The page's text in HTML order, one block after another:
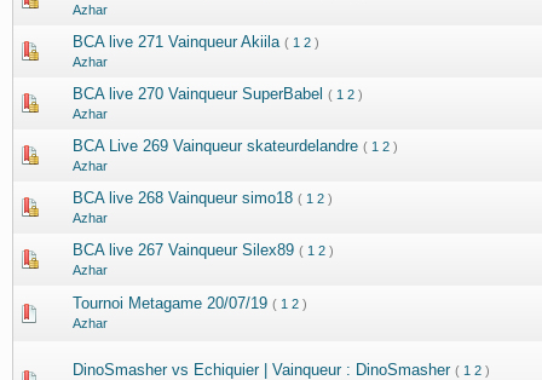
Azhar
BCA live 271 Vainqueur Akiila ( 1 2 )
Azhar
BCA live 270 Vainqueur SuperBabel ( 1 2 )
Azhar
BCA Live 269 Vainqueur skateurdelandre ( 1 2 )
Azhar
BCA live 268 Vainqueur simo18 ( 1 2 )
Azhar
BCA live 267 Vainqueur Silex89 ( 1 2 )
Azhar
Tournoi Metagame 20/07/19 ( 1 2 )
Azhar
DinoSmasher vs Echiquier | Vainqueur : DinoSmasher ( 1 2 )